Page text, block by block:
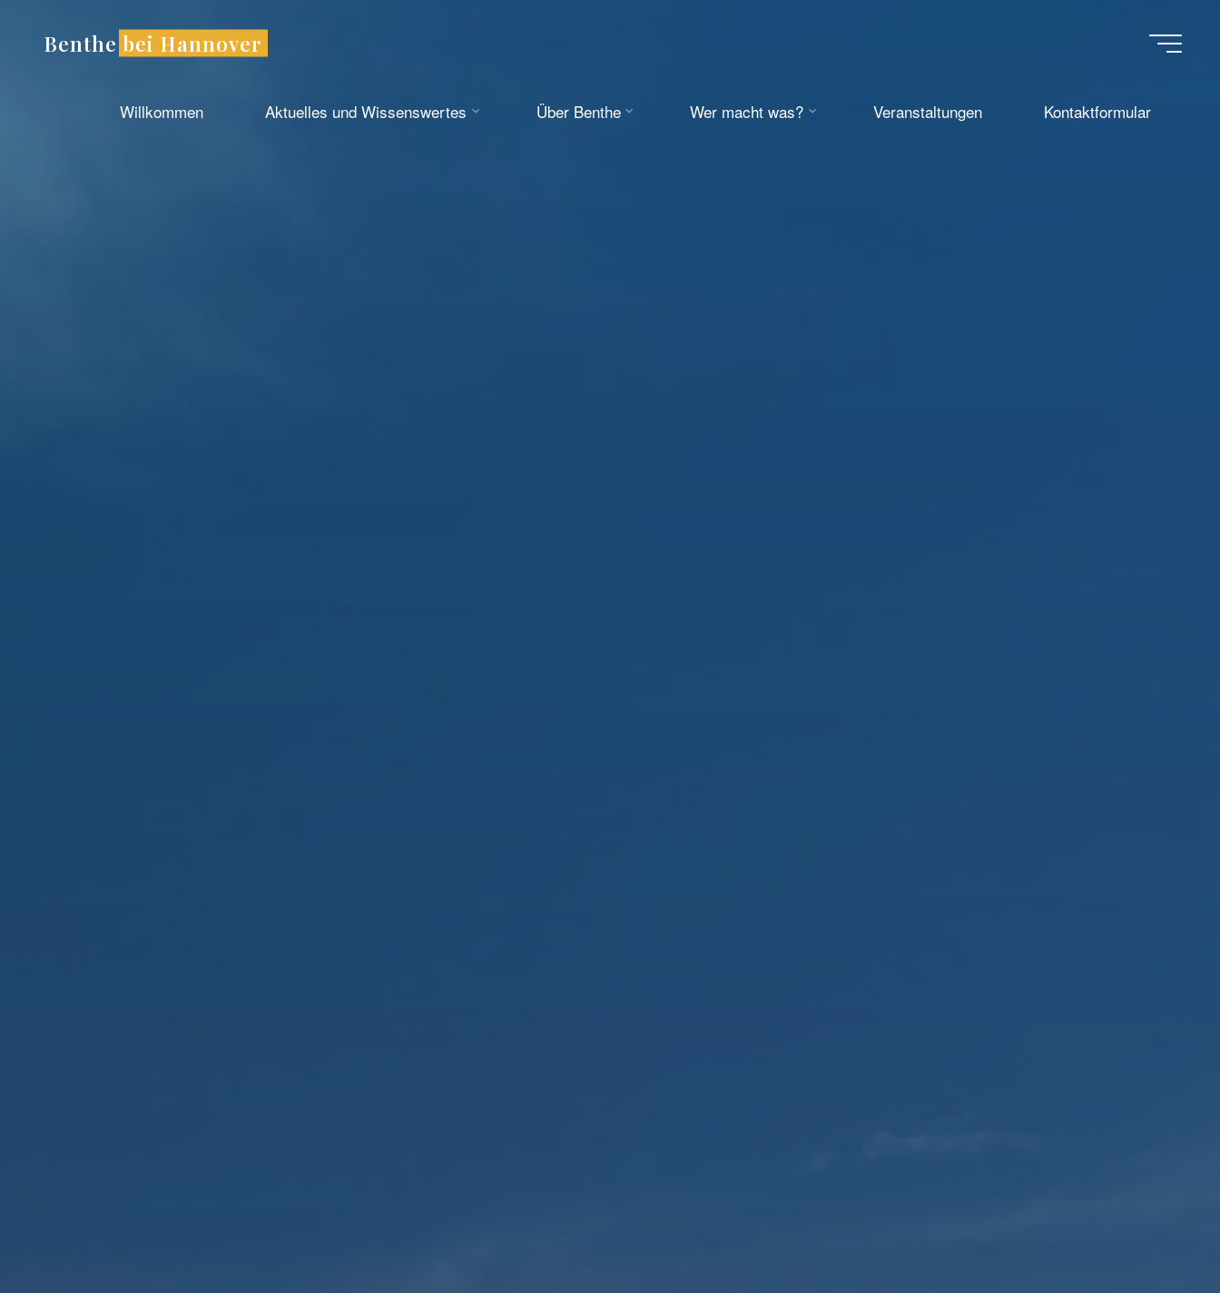
Benthe bei Hannover
Willkommen Aktuelles und Wissenswertes Über Benthe Wer macht was? Veranstaltungen Kontaktformular